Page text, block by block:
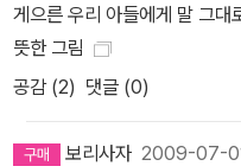
게으른 우리 아들에게 말 그대
뜻한 그림
공감 (2) 댓글 (0)
보리사자 2009-07-